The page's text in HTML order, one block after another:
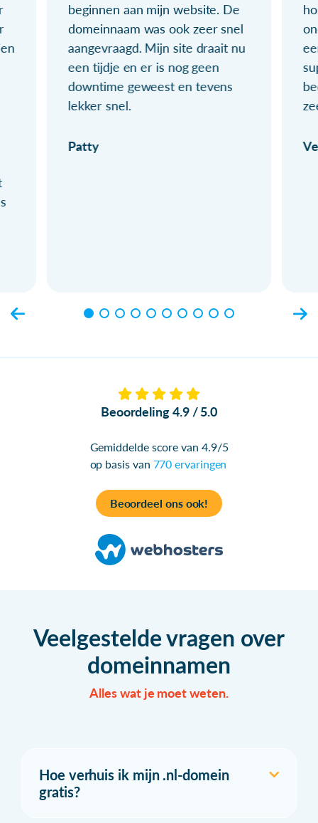
beginnen aan mijn website. De
domeinnaam was ook zeer snel
aangevraagd. Mijn site draait nu
een tijdje en er is nog geen
downtime geweest en tevens
lekker snel.
Patty
Beoordeling 4.9 / 5.0
Gemiddelde score van 4.9/5
op basis van 770 ervaringen
Beoordeel ons ook!
Veelgestelde vragen over
domeinnamen
Alles wat je moet weten.
Hoe verhuis ik mijn .nl-domein
gratis?